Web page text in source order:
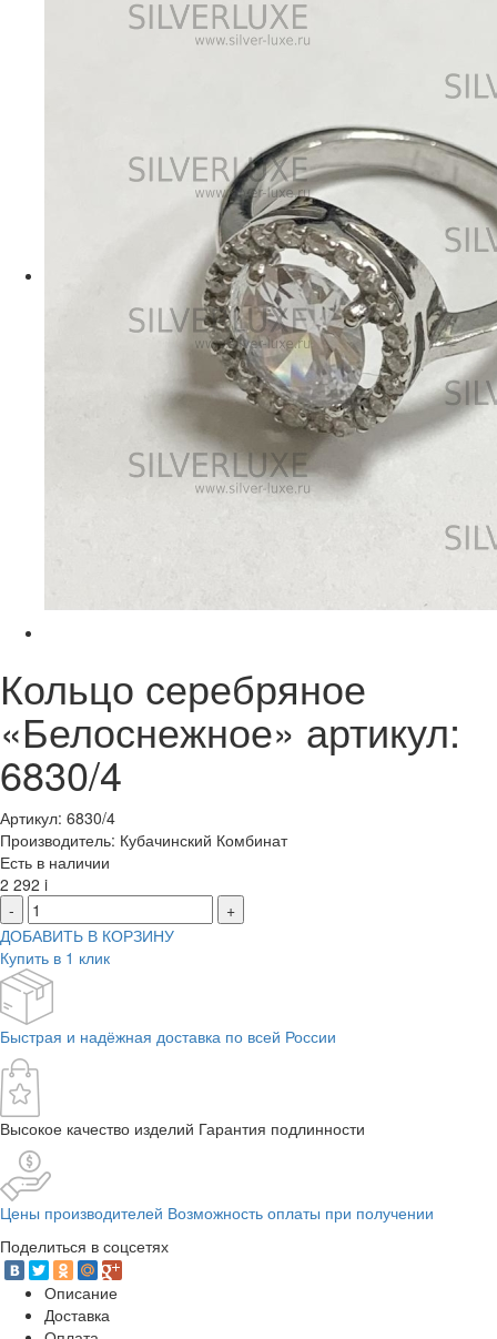
Кольцо серебряное
«Белоснежное» артикул:
6830/4
Артикул: 6830/4
Производитель: Кубачинский Комбинат
Есть в наличии
2 292 i
-
+
ДОБАВИТЬ В КОРЗИНУ
Купить в 1 клик
Быстрая и надёжная доставка по всей России
Высокое качество изделий Гарантия подлинности
Цены производителей Возможность оплаты при получении
Поделиться в соцсетях
Описание
Доставка